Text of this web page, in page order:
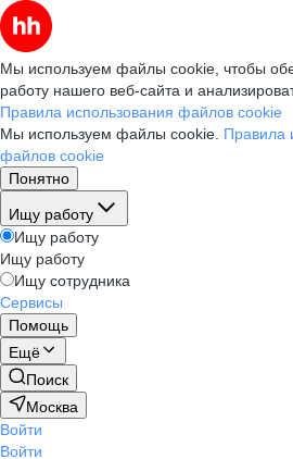
Мы используем файлы cookie, чтобы
работу нашего веб-сайта и
Правила использования файлов cookie
Мы используем файлы cookie. Правила
файлов cookie
Понятно
Ищу работу
Ищу работу
Ищу работу
Ищу сотрудника
Сервисы
Помощь
Ещё
Поиск
Москва
Войти
Войти